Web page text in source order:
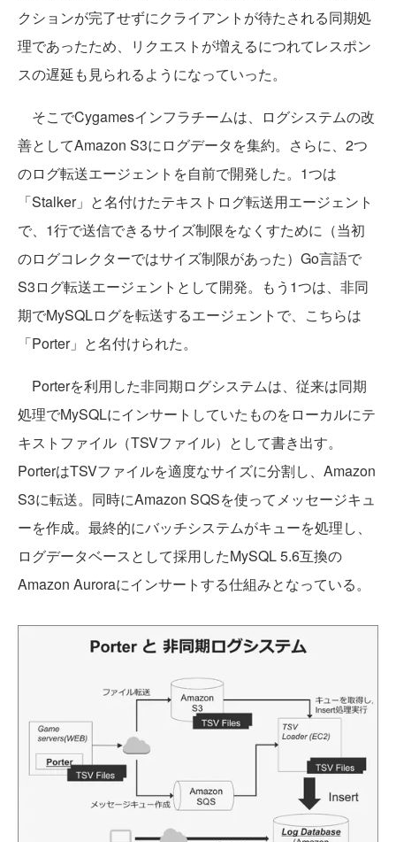
クションが完了せずにクライアントが待たされる同期処
理であったため、リクエストが増えるにつれてレスポン
スの遅延も見られるようになっていった。
そこでCygamesインフラチームは、ログシステムの改
善としてAmazon S3にログデータを集約。さらに、2つ
のログ転送エージェントを自前で開発した。1つは
「Stalker」と名付けたテキストログ転送用エージェント
で、1行で送信できるサイズ制限をなくすために（当初
のログコレクターではサイズ制限があった）Go言語で
S3ログ転送エージェントとして開発。もう1つは、非同
期でMySQLログを転送するエージェントで、こちらは
「Porter」と名付けられた。
Porterを利用した非同期ログシステムは、従来は同期
処理でMySQLにインサートしていたものをローカルにテ
キストファイル（TSVファイル）として書き出す。
PorterはTSVファイルを適度なサイズに分割し、Amazon
S3に転送。同時にAmazon SQSを使ってメッセージキュ
ーを作成。最終的にバッチシステムがキューを処理し、
ログデータベースとして採用したMySQL 5.6互換の
Amazon Auroraにインサートする仕組みとなっている。